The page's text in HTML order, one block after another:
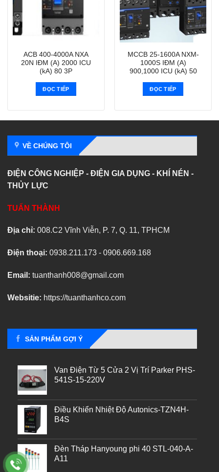
ACB 400-4000A NXA
20N IĐM (A) 2000 ICU
(kA) 80 3P
ĐỌC TIẾP
MCCB 25-1600A NXM-
1000S IĐM (A)
900,1000 ICU (kA) 50
ĐỌC TIẾP
VỀ CHÚNG TÔI
ĐIỆN CÔNG NGHIỆP - ĐIỆN GIA DỤNG - KHÍ NÉN -
THỦY LỰC
TUẤN THÀNH
Địa chỉ: 008.C2 Vĩnh Viễn, P. 7, Q. 11, TPHCM
Điện thoại: 0938.211.173 - 0906.669.168
Email: tuanthanh008@gmail.com
Websitie: https://tuanthanhco.com
SẢN PHẨM GỢI Ý
Van Điện Từ 5 Cửa 2 Vị Trí Parker PHS-
541S-15-220V
Điều Khiển Nhiệt Độ Autonics-TZN4H-
B4S
Đèn Tháp Hanyoung phi 40 STL-040-A-
A11